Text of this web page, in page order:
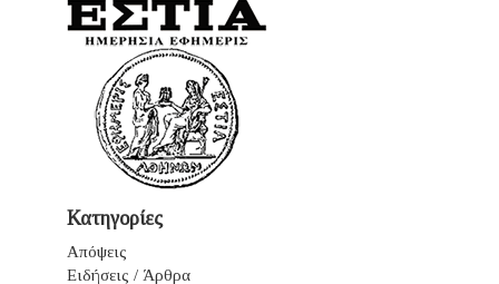
Κατηγορίες
Απόψεις
Ειδήσεις / Άρθρα